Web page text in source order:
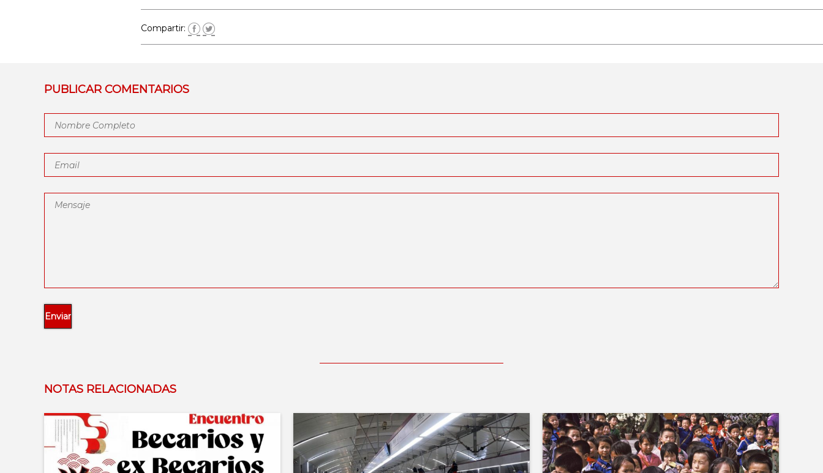
Compartir:
PUBLICAR COMENTARIOS
NOTAS RELACIONADAS